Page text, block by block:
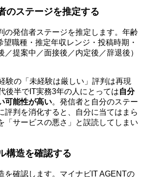
のステージを推定する
の発信者ステージを推定します。年齢
望職種・推定年収レンジ・投稿時期・
／提案中／面接後／内定後／辞退後）
験の「未経験は厳しい」評判は再現
後半でIT実務3年の人にとっては自分
可能性が高い。発信者と自分のステー
評判を消化すると、自分に当てはまら
「サービスの悪さ」と誤読してしまい
構造を確認する
を確認します。マイナビIT AGENTの